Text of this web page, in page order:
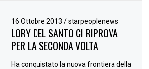
16 Ottobre 2013/ starpeoplenews
LORY DEL SANTO CI RIPROVA
PER LA SECONDA VOLTA
Ha conquistato la nuova frontiera della